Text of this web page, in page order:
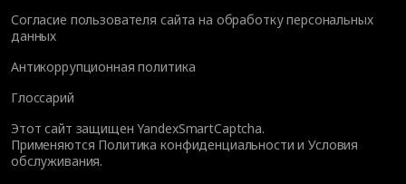
Согласие пользователя сайта на обработку персональных
данных
Антикоррупционная политика
Глоссарий
Этот сайт защищен YandexSmartCaptcha.
Применяются Политика конфиденциальности иУсловия
обслуживания.